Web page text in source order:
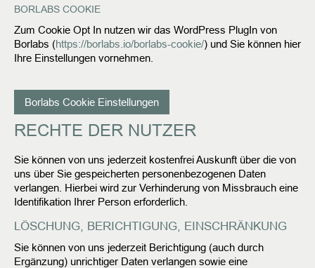
BORLABS COOKIE
Zum Cookie Opt In nutzen wir das WordPress PlugIn von
Borlabs (https://borlabs.io/borlabs-cookie/) und Sie können hier
Ihre Einstellungen vornehmen.
Borlabs Cookie Einstellungen
RECHTE DER NUTZER
Sie können von uns jederzeit kostenfrei Auskunft über die von
uns über Sie gespeicherten personenbezogenen Daten
verlangen. Hierbei wird zur Verhinderung von Missbrauch eine
Identifikation Ihrer Person erforderlich.
LÖSCHUNG, BERICHTIGUNG, EINSCHRÄNKUNG
Sie können von uns jederzeit Berichtigung (auch durch
Ergänzung) unrichtiger Daten verlangen sowie eine